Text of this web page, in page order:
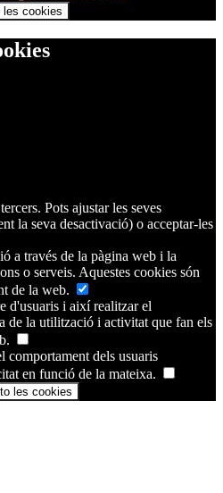
les cookies
Pots ajustar les seves
la seva desactivació) o acceptar-les
a través de la pàgina web i la
o serveis. Aquestes cookies són
de la web.
d'usuaris i així realitzar el
de la utilització i activitat que fan els
comportament dels usuaris
en funció de la mateixa.
les cookies